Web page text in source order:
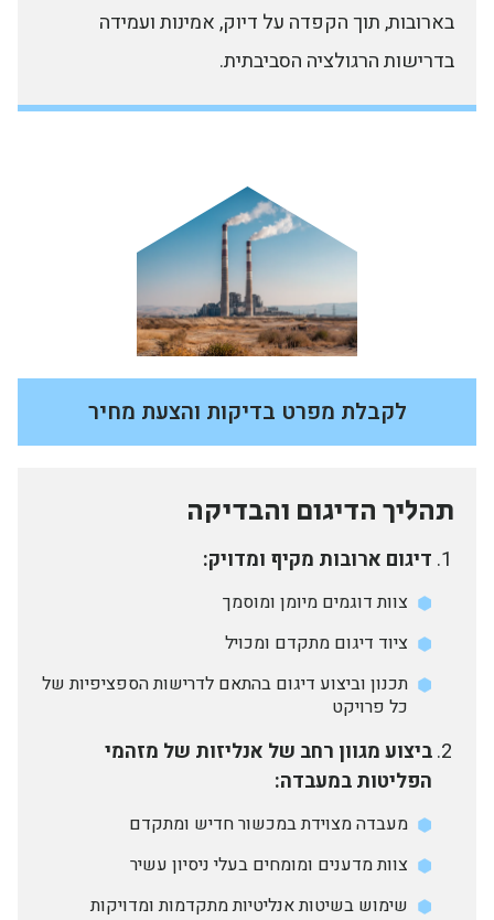
בארובות, תוך הקפדה על דיוק, אמינות ועמידה
בדרישות הרגולציה הסביבתית.
תהליך הדיגום והבדיקה
דיגום ארובות מקיף ומדויק:
צוות דוגמים מיומן ומוסמך
ציוד דיגום מתקדם ומכויל
תכנון וביצוע דיגום בהתאם לדרישות הספציפיות של
כל פרויקט
ביצוע מגוון רחב של אנליזות של מזהמי
הפליטות במעבדה:
מעבדה מצוידת במכשור חדיש ומתקדם
צוות מדענים ומומחים בעלי ניסיון עשיר
שימוש בשיטות אנליטיות מתקדמות ומדויקות
לקבלת מפרט בדיקות והצעת מחיר